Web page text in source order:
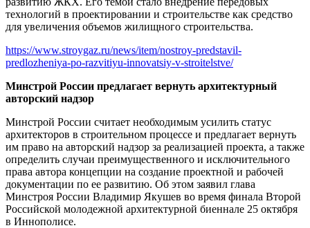
технологий в проектировании и строительстве как средство
для увеличения объемов жилищного строительства.
https://www.stroygaz.ru/news/item/nostroy-predstavil-
predlozheniya-po-razvitiyu-innovatsiy-v-stroitelstve/
Минстрой России предлагает вернуть архитектурный
авторский надзор
Минстрой России считает необходимым усилить статус
архитекторов в строительном процессе и предлагает вернуть
им право на авторский надзор за реализацией проекта, а также
определить случаи преимущественного и исключительного
права автора концепции на создание проектной и рабочей
документации по ее развитию. Об этом заявил глава
Минстроя России Владимир Якушев во время финала Второй
Российской молодежной архитектурной биеннале 25 октября
в Иннополисе.